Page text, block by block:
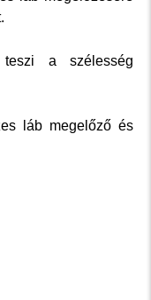
a szélesség
láb megelőző és